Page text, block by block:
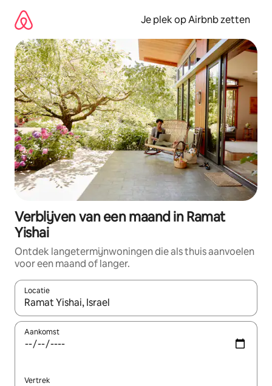
direct
naar
inhoud
Je plek op Airbnb zetten
Verblijven van een maand in Ramat
Yishai
Ontdek langetermijnwoningen die als thuis aanvoelen
voor een maand of langer.
Locatie
Wanneer er resultaten beschikbaar zijn, maak je een keuze
Aankomst
Vertrek